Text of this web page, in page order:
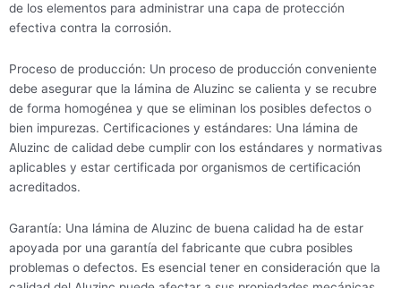
de los elementos para administrar una capa de protección
efectiva contra la corrosión.
Proceso de producción: Un proceso de producción conveniente
debe asegurar que la lámina de Aluzinc se calienta y se recubre
de forma homogénea y que se eliminan los posibles defectos o
bien impurezas. Certificaciones y estándares: Una lámina de
Aluzinc de calidad debe cumplir con los estándares y normativas
aplicables y estar certificada por organismos de certificación
acreditados.
Garantía: Una lámina de Aluzinc de buena calidad ha de estar
apoyada por una garantía del fabricante que cubra posibles
problemas o defectos. Es esencial tener en consideración que la